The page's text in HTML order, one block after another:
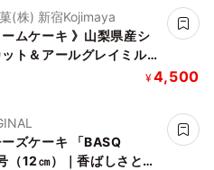
(株) 新宿Kojimaya
ームケーキ 》山梨県産シ
ト＆アールグレイミルク
径15cm) お中元 2026 ア
¥4,500
ズケーキ 「BASQ
（12㎝）｜香ばしさとと